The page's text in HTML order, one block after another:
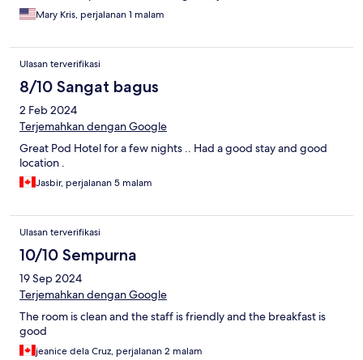
Mary Kris, perjalanan 1 malam
Ulasan terverifikasi
8/10 Sangat bagus
2 Feb 2024
Terjemahkan dengan Google
Great Pod Hotel for a few nights .. Had a good stay and good
location .
Jasbir, perjalanan 5 malam
Ulasan terverifikasi
10/10 Sempurna
19 Sep 2024
Terjemahkan dengan Google
The room is clean and the staff is friendly and the breakfast is
good
jeanice dela Cruz, perjalanan 2 malam